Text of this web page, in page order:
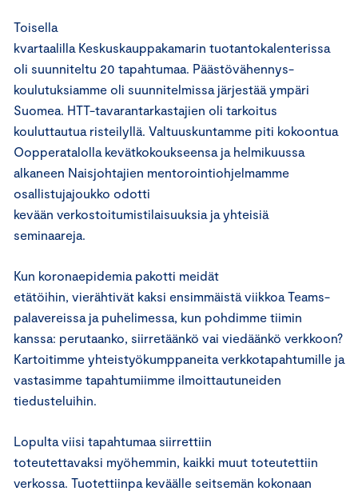
Toisella
kvartaalilla Keskuskauppakamarin tuotantokalenterissa
oli suunniteltu 20 tapahtumaa. Päästövähennys-
koulutuksiamme oli suunnitelmissa järjestää ympäri
Suomea. HTT-tavarantarkastajien oli tarkoitus
kouluttautua risteilyllä. Valtuuskuntamme piti kokoontua
Oopperatalolla kevätkokoukseensa ja helmikuussa
alkaneen Naisjohtajien mentorointiohjelmamme
osallistujajoukko odotti
kevään verkostoitumistilaisuuksia ja yhteisiä
seminaareja.
Kun koronaepidemia pakotti meidät
etätöihin, vierähtivät kaksi ensimmäistä viikkoa Teams-
palavereissa ja puhelimessa, kun pohdimme tiimin
kanssa: perutaanko, siirretäänkö vai viedäänkö verkkoon?
Kartoitimme yhteistyökumppaneita verkkotapahtumille ja
vastasimme tapahtumiimme ilmoittautuneiden
tiedusteluihin.
Lopulta viisi tapahtumaa siirrettiin
toteutettavaksi myöhemmin, kaikki muut toteutettiin
verkossa. Tuotettiinpa keväälle seitsemän kokonaan